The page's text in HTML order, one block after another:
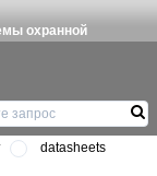
охранной
datasheets